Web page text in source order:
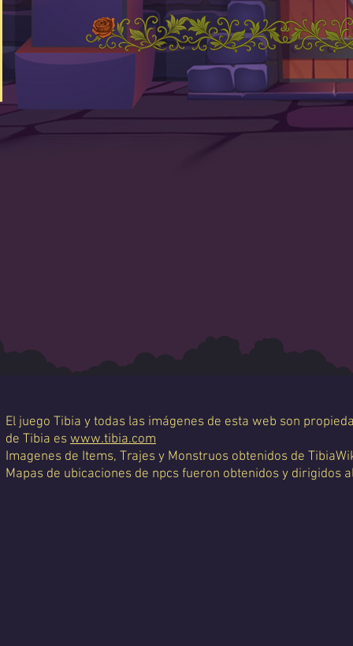
El juego Tibia y todas las imágenes de esta web son
de Tibia es www.tibia.com
Imagenes de Items, Trajes y Monstruos obtenidos de
Mapas de ubicaciones de npcs fueron obtenidos y dirigidos